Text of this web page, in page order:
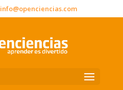
info@openciencias.com